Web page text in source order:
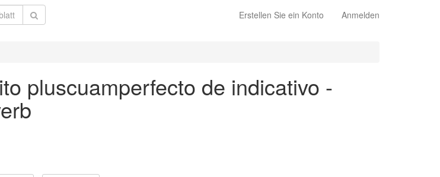
Erstellen Sie ein Konto Anmelden
pluscuamperfecto de indicativo -